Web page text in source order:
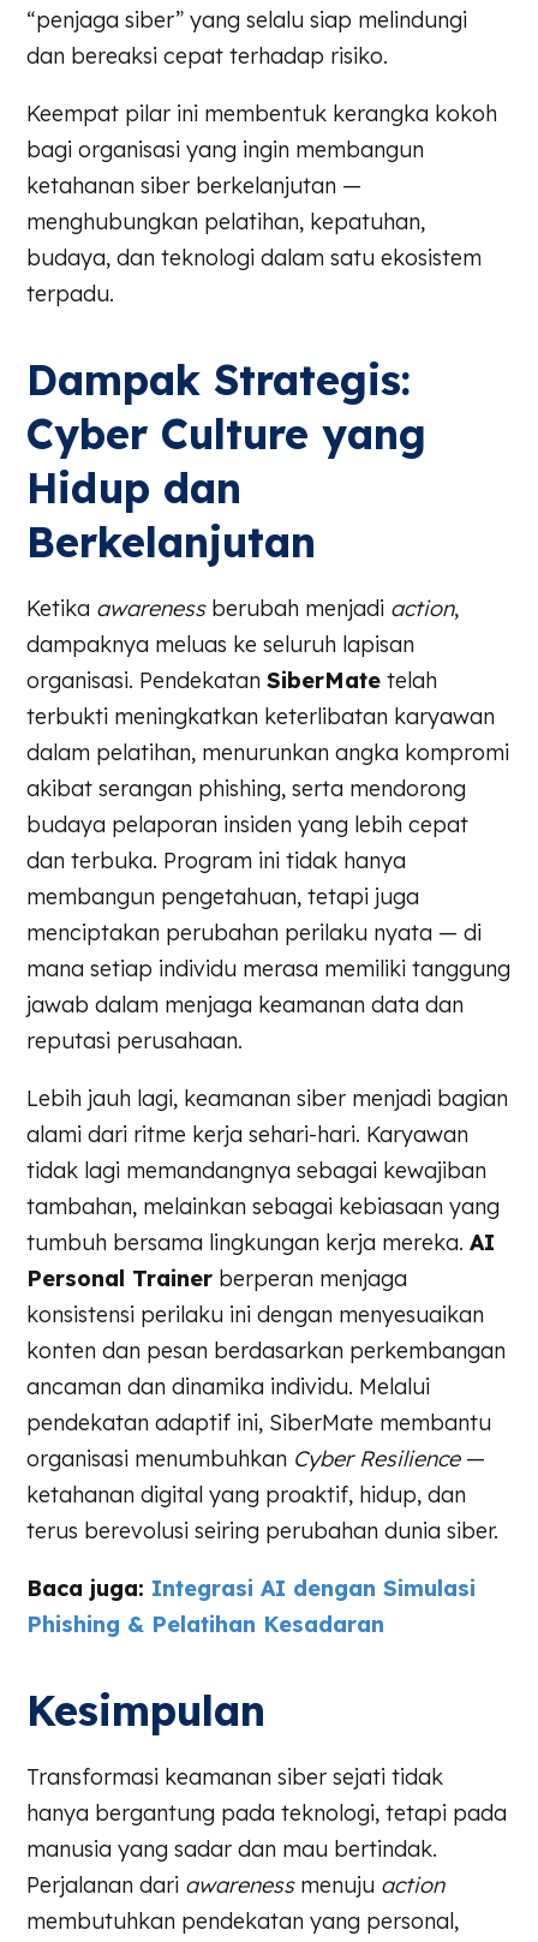
“penjaga siber” yang selalu siap melindungi
dan bereaksi cepat terhadap risiko.
Keempat pilar ini membentuk kerangka kokoh
bagi organisasi yang ingin membangun
ketahanan siber berkelanjutan —
menghubungkan pelatihan, kepatuhan,
budaya, dan teknologi dalam satu ekosistem
terpadu.
Dampak Strategis:
Cyber Culture yang
Hidup dan
Berkelanjutan
Ketika awarenessberubah menjadi action,
dampaknya meluas ke seluruh lapisan
organisasi. PendekatanSiberMate telah
terbukti meningkatkan keterlibatan karyawan
dalam pelatihan, menurunkan angka kompromi
akibat serangan phishing, serta mendorong
budaya pelaporan insiden yang lebih cepat
dan terbuka. Program ini tidak hanya
membangun pengetahuan, tetapi juga
menciptakan perubahan perilaku nyata — di
mana setiap individu merasa memiliki tanggung
jawab dalam menjaga keamanan data dan
reputasi perusahaan.
Lebih jauh lagi, keamanan siber menjadi bagian
alami dari ritme kerja sehari-hari. Karyawan
tidak lagi memandangnya sebagai kewajiban
tambahan, melainkan sebagai kebiasaan yang
tumbuh bersama lingkungan kerja mereka.AI
Personal Trainer berperan menjaga
konsistensi perilaku ini dengan menyesuaikan
konten dan pesan berdasarkan perkembangan
ancaman dan dinamika individu. Melalui
pendekatan adaptif ini, SiberMate membantu
organisasi menumbuhkan Cyber Resilience—
ketahanan digital yang proaktif, hidup, dan
terus berevolusi seiring perubahan dunia siber.
Baca juga: Integrasi AI dengan Simulasi
Phishing & Pelatihan Kesadaran
Kesimpulan
Transformasi keamanan siber sejati tidak
hanya bergantung pada teknologi, tetapi pada
manusia yang sadar dan mau bertindak.
Perjalanan dari awarenessmenuju action
membutuhkan pendekatan yang personal,